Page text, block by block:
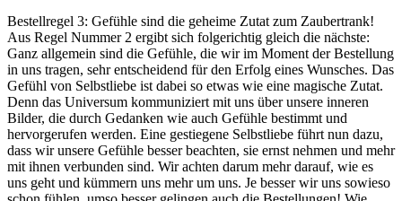
Bestellregel 3: Gefühle sind die geheime Zutat zum Zaubertrank!
Aus Regel Nummer 2 ergibt sich folgerichtig gleich die nächste:
Ganz allgemein sind die Gefühle, die wir im Moment der Bestellung
in uns tragen, sehr entscheidend für den Erfolg eines Wunsches. Das
Gefühl von Selbstliebe ist dabei so etwas wie eine magische Zutat.
Denn das Universum kommuniziert mit uns über unsere inneren
Bilder, die durch Gedanken wie auch Gefühle bestimmt und
hervorgerufen werden. Eine gestiegene Selbstliebe führt nun dazu,
dass wir unsere Gefühle besser beachten, sie ernst nehmen und mehr
mit ihnen verbunden sind. Wir achten darum mehr darauf, wie es
uns geht und kümmern uns mehr um uns. Je besser wir uns sowieso